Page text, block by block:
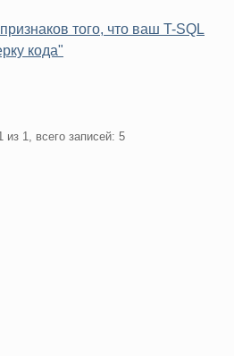
того, что ваш T-SQL
кода"
из 1, всего записей: 5